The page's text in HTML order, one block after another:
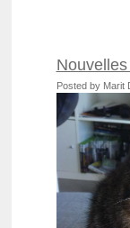
Posted by Marit